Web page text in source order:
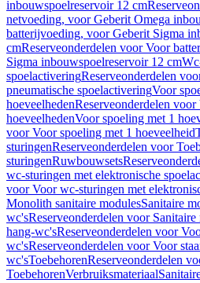
inbouwspoelreservoir 12 cm
netvoeding, voor Geberit Omega
batterijvoeding, voor Geberit Sigma
cmReserveonderdelen voor Voor
Sigma inbouwspoelreservoir 12 cm
spoelactiveringReserveonderdelen
pneumatische spoelactiveringVoor
hoeveelhedenReserveonderdelen
hoeveelhedenVoor spoeling met 1
voor Voor spoeling met 1 hoeveelheid
sturingenReserveonderdelen voor
sturingenRuwbouwsets
wc-sturingen met elektronische
voor Voor wc-sturingen met
Monolith sanitaire modulesSanitaire
wc'sReserveonderdelen voor
hang-wc'sReserveonderdelen voor
wc'sReserveonderdelen voor Voor
wc'sToebehorenReserveonderdelen
ToebehorenVerbruiksmateriaal